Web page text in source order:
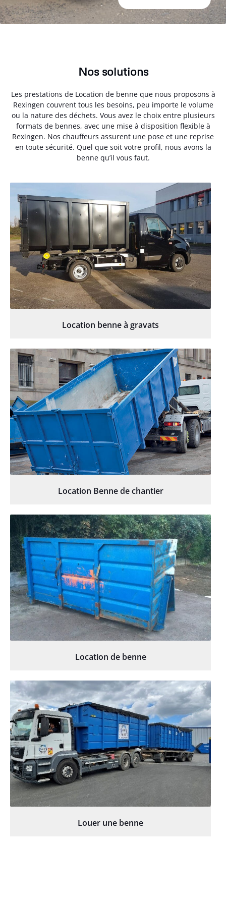
Nos solutions
Les prestations de Location de benne que nous proposons à
Rexingen couvrent tous les besoins, peu importe le volume
ou la nature des déchets. Vous avez le choix entre plusieurs
formats de bennes, avec une mise à disposition flexible à
Rexingen. Nos chauffeurs assurent une pose et une reprise
en toute sécurité. Quel que soit votre profil, nous avons la
benne qu’il vous faut.
Location benne à gravats
Location Benne de chantier
Location de benne
Louer une benne